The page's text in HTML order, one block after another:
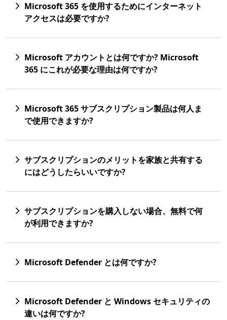
Microsoft 365 を使用するためにインターネット
アクセスは必要ですか?
Microsoft アカウントとは何ですか? Microsoft
365 にこれが必要な理由は何ですか?
Microsoft 365 サブスクリプション製品は何人ま
で使用できますか?
サブスクリプションのメリットを家族と共有する
にはどうしたらいいですか?
サブスクリプションを購入しない場合、無料で何
が利用できますか?
Microsoft Defender とは何ですか?
Microsoft Defender と Windows セキュリティの
違いは何ですか?